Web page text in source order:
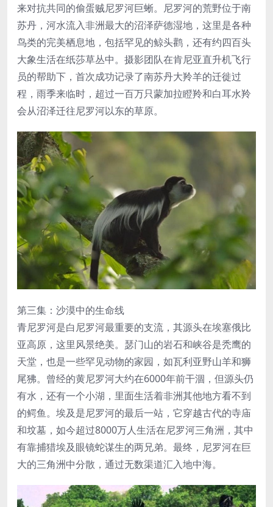
来对抗共同的偷蛋贼尼罗河巨蜥。尼罗河的荒野位于南
苏丹，河水流入非洲最大的沼泽萨德湿地，这里是各种
鸟类的完美栖息地，包括罕见的鲸头鹳，还有约四百头
大象生活在纸莎草丛中。摄影团队在肯尼亚直升机飞行
员的帮助下，首次成功记录了南苏丹大羚羊的迁徙过
程，雨季来临时，超过一百万只蒙加拉瞪羚和白耳水羚
会从沼泽迁往尼罗河以东的草原。
第三集：沙漠中的生命线
青尼罗河是白尼罗河最重要的支流，其源头在埃塞俄比
亚高原，这里风景绝美。瑟门山的岩石和峡谷是秃鹰的
天堂，也是一些罕见动物的家园，如瓦利亚野山羊和狮
尾狒。曾经的黄尼罗河大约在6000年前干涸，但源头仍
有水，还有一个小湖，里面生活着非洲其他地方看不到
的鳄鱼。埃及是尼罗河的最后一站，它穿越古代的寺庙
和坟墓，如今超过8000万人生活在尼罗河三角洲，其中
有靠捕猎埃及眼镜蛇谋生的两兄弟。最终，尼罗河在巨
大的三角洲中分散，通过无数渠道汇入地中海。